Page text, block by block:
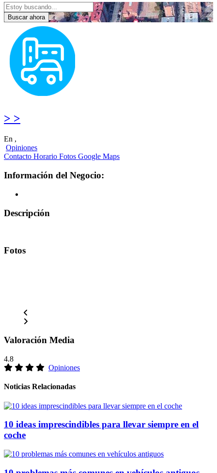
Buscar ahora
> >
En ,
Opiniones
Contacto Horario Fotos Google Maps
Información del Negocio:
Descripción
Fotos
Valoración Media
4.8
Opiniones
Noticias Relacionadas
10 ideas imprescindibles para llevar siempre en el
coche